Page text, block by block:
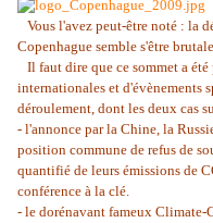
Vous l'avez peut-être noté : la
Copenhague semble s'être
Il faut dire que ce sommet a
internationales et d'évènements
déroulement, dont les deux cas
- l'annonce par la Chine, la
position commune de refus de
quantifié de leurs émissions de
conférence à la clé.
- le dorénavant fameux Climate-